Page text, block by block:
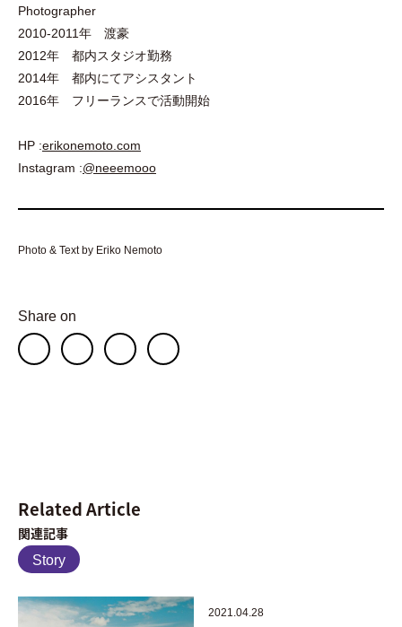
Photographer
2010-2011年 渡豪
2012年 都内スタジオ勤務
2014年 都内にてアシスタント
2016年 フリーランスで活動開始
HP :erikonemoto.com
Instagram :@neeemooo
Photo & Text by Eriko Nemoto
Share on
Related Article
関連記事
Story
2021.04.28